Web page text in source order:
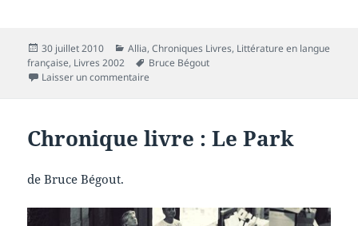
Publié
le
30 juillet 2010 Catégories
Allia,Chroniques Livres, Littérature en langue
française, Livres 2002
Mots-
clés
Bruce Bégout
Laisser un commentaire
Chronique livre : Le Park
de Bruce Bégout.